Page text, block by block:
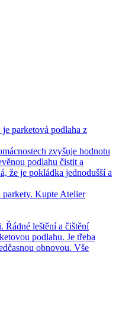
parketová podlaha z
zvyšuje hodnotu
podlahu čistit a
že je pokládka jednodušší a
parkety. Kupte Atelier
Řádné leštění a čištění
podlahu. Je třeba
obnovou. Vše